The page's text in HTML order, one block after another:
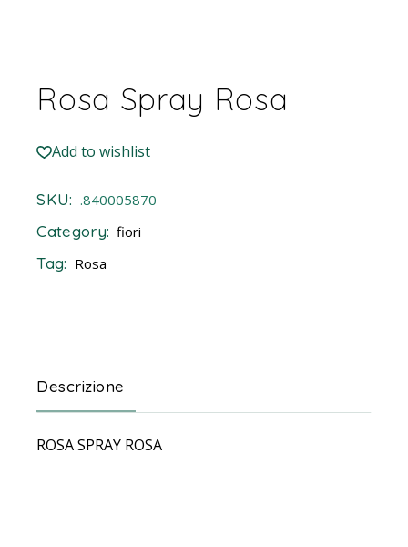
Rosa Spray Rosa
Add to wishlist
SKU: .840005870
Category: fiori
Tag: Rosa
Descrizione
ROSA SPRAY ROSA